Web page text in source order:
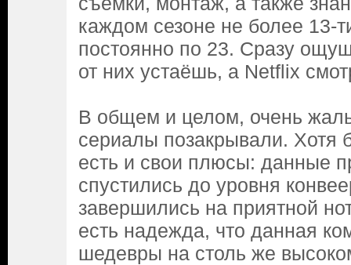
каждом сезоне не более 13-
постоянно по 23. Сразу
от них устаёшь, а Netflix
В общем и целом, очень
сериалы позакрывали. Хотя
есть и свои плюсы: данные
спустились до уровня
завершились на приятной
есть надежда, что данная
шедевры на столь же